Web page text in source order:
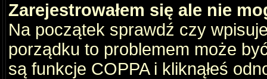
Zarejestrowałem się ale nie
Na początek sprawdź czy
porządku to problemem może
są funkcje COPPA i kliknąłeś